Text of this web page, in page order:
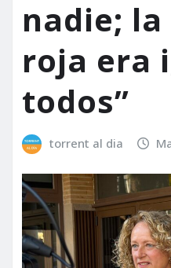
nadie;
roja era
todos”
torrent al dia